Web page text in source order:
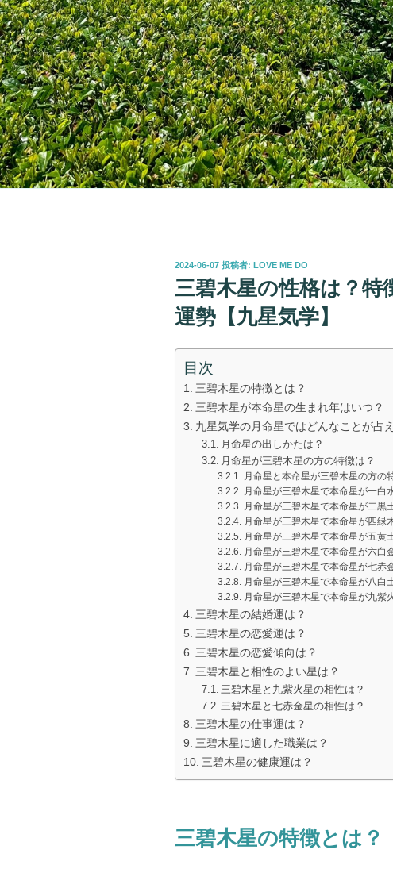
投
稿
日:
2024-06-07 投稿者: LOVE ME DO
三碧木星の性格は？特
運勢【九星気学】
目次
三碧木星の特徴とは？
三碧木星が本命星の生まれ年はいつ？
九星気学の月命星ではどんなことが占
月命星の出しかたは？
月命星が三碧木星の方の特徴は？
月命星と本命星が三碧木星の方の
月命星が三碧木星で本命星が一白
月命星が三碧木星で本命星が二黒
月命星が三碧木星で本命星が四緑
月命星が三碧木星で本命星が五黄
月命星が三碧木星で本命星が六白
月命星が三碧木星で本命星が七赤
月命星が三碧木星で本命星が八白
月命星が三碧木星で本命星が九紫
三碧木星の結婚運は？
三碧木星の恋愛運は？
三碧木星の恋愛傾向は？
三碧木星と相性のよい星は？
三碧木星と九紫火星の相性は？
三碧木星と七赤金星の相性は？
三碧木星の仕事運は？
三碧木星に適した職業は？
三碧木星の健康運は？
三碧木星の特徴とは？